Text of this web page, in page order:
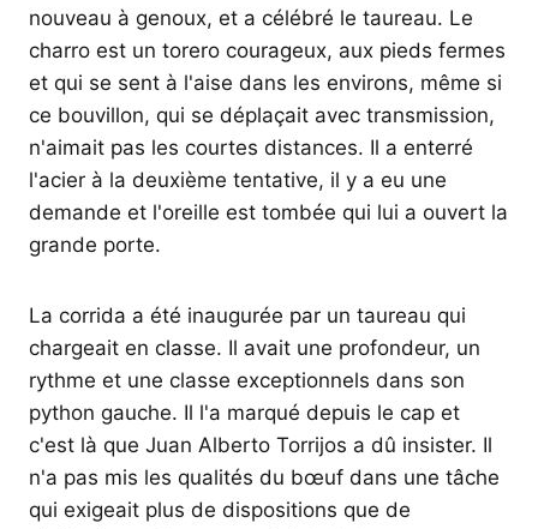
nouveau à genoux, et a célébré le taureau. Le
charro est un torero courageux, aux pieds fermes
et qui se sent à l'aise dans les environs, même si
ce bouvillon, qui se déplaçait avec transmission,
n'aimait pas les courtes distances. Il a enterré
l'acier à la deuxième tentative, il y a eu une
demande et l'oreille est tombée qui lui a ouvert la
grande porte.
La corrida a été inaugurée par un taureau qui
chargeait en classe. Il avait une profondeur, un
rythme et une classe exceptionnels dans son
python gauche. Il l'a marqué depuis le cap et
c'est là que Juan Alberto Torrijos a dû insister. Il
n'a pas mis les qualités du bœuf dans une tâche
qui exigeait plus de dispositions que de